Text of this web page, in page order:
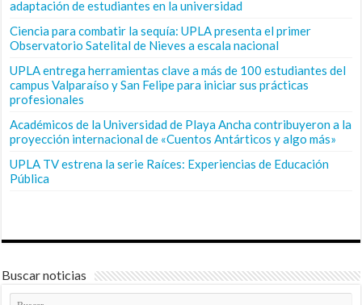
adaptación de estudiantes en la universidad
Ciencia para combatir la sequía: UPLA presenta el primer
Observatorio Satelital de Nieves a escala nacional
UPLA entrega herramientas clave a más de 100 estudiantes del
campus Valparaíso y San Felipe para iniciar sus prácticas
profesionales
Académicos de la Universidad de Playa Ancha contribuyeron a la
proyección internacional de «Cuentos Antárticos y algo más»
UPLA TV estrena la serie Raíces: Experiencias de Educación
Pública
Buscar noticias